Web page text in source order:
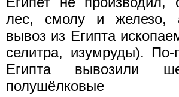
лес, смолу и железо,
вывоз из Египта
селитра, изумруды).
Египта вывозили